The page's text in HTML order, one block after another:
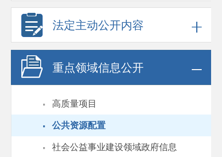
法定主动公开内容
重点领域信息公开
· 高质量项目
· 公共资源配置
· 社会公益事业建设领域政府信息